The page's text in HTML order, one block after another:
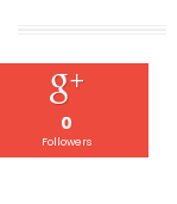
0
Followers